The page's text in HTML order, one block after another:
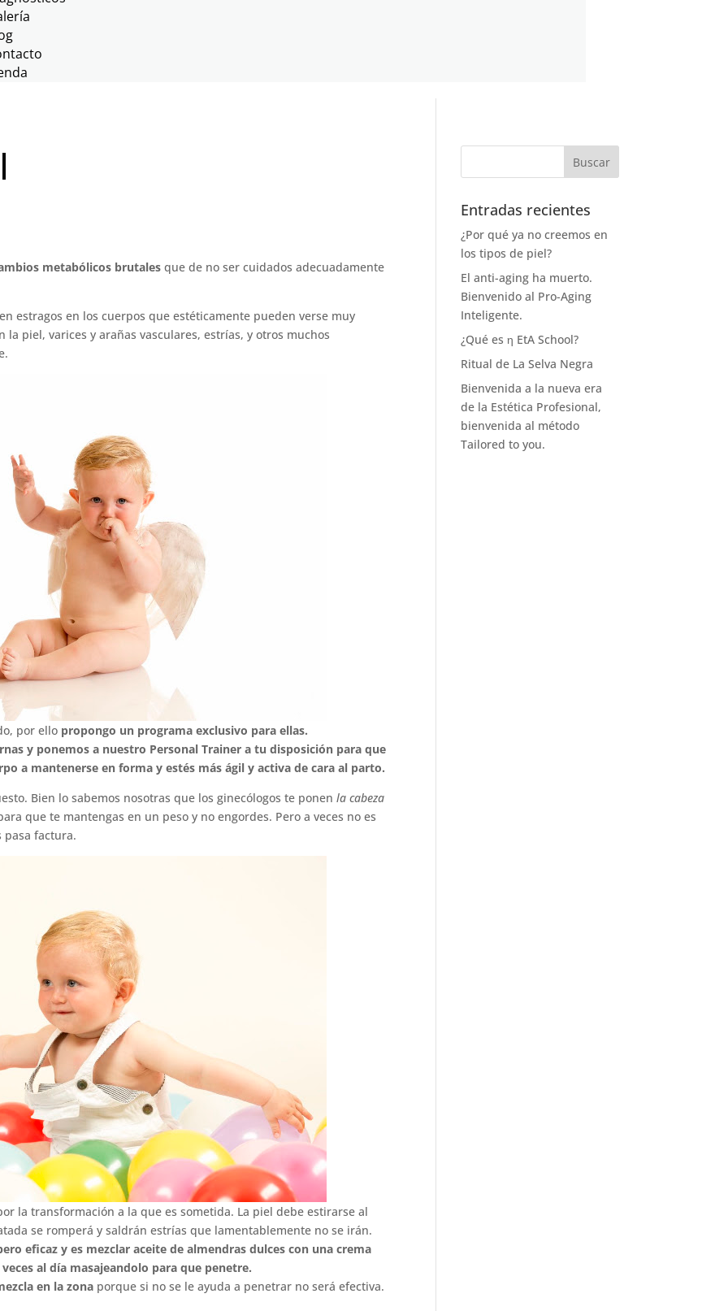
metabólicos brutales que de no ser cuidados adecuadamente
estragos en los cuerpos que estéticamente pueden verse muy
piel, varices y arañas vasculares, estrías, y otros muchos
por ello propongo un programa exclusivo para ellas.
y ponemos a nuestro Personal Trainer a tu disposición para que
a mantenerse en forma y estés más ágil y activa de cara al parto.
Bien lo sabemos nosotras que los ginecólogos te ponenla cabeza
que te mantengas en un peso y no engordes. Pero a veces no es
pasa factura.
la transformación a la que es sometida. La piel debe estirarse al
se romperá y saldrán estrías que lamentablemente no se irán.
eficaz y es mezclar aceite de almendras dulces con una crema
al día masajeandolo para que penetre.
en la zona porque si no se le ayuda a penetrar no será efectiva.
Entradas recientes
¿Por qué ya no creemos en
los tipos de piel?
El anti-aging ha muerto.
Bienvenido al Pro-Aging
Inteligente.
¿Qué es η EtA School?
Ritual de La Selva Negra
Bienvenida a la nueva era
de la Estética Profesional,
bienvenida al método
Tailored to you.